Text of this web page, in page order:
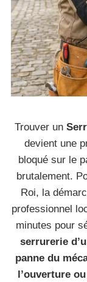
Trouver un
devient une
bloqué sur le
brutalement.
Roi, la
professionnel
minutes pour
serrurerie
panne du
l’ouverture